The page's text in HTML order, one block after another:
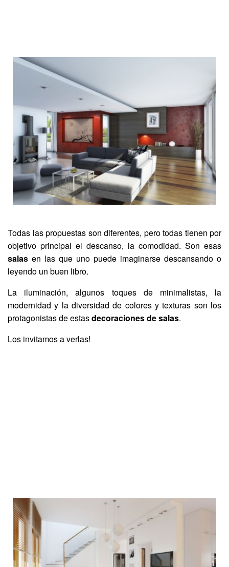
Todas las propuestas son diferentes, pero todas tienen por
objetivo principal el descanso, la comodidad. Son esas
salas en las que uno puede imaginarse descansando o
leyendo un buen libro.
La iluminación, algunos toques de minimalistas, la
modernidad y la diversidad de colores y texturas son los
protagonistas de estasdecoraciones de salas.
Los invitamos a verlas!